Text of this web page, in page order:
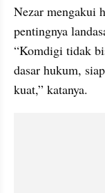
Nezar mengakui
pentingnya
“Komdigi tidak
dasar hukum,
kuat,” katanya.